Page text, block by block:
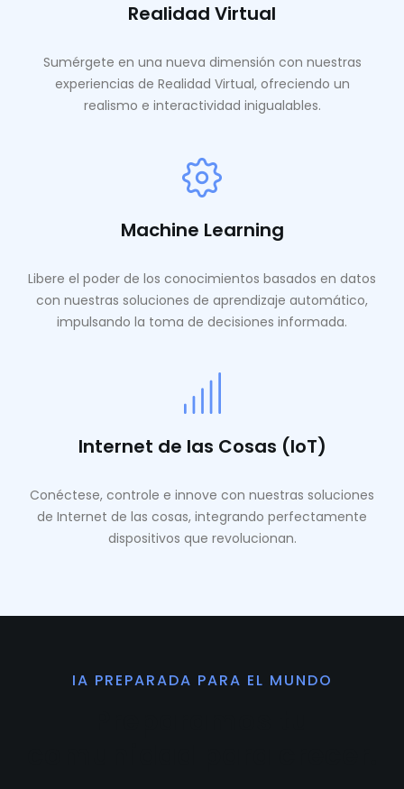
Realidad Virtual
Sumérgete en una nueva dimensión con nuestras
experiencias de Realidad Virtual, ofreciendo un
realismo e interactividad inigualables.
Machine Learning
Libere el poder de los conocimientos basados ​​en datos
con nuestras soluciones de aprendizaje automático,
impulsando la toma de decisiones informada.
Internet de las Cosas (IoT)
Conéctese, controle e innove con nuestras soluciones
de Internet de las cosas, integrando perfectamente
dispositivos que revolucionan.
IA PREPARADA PARA EL MUNDO